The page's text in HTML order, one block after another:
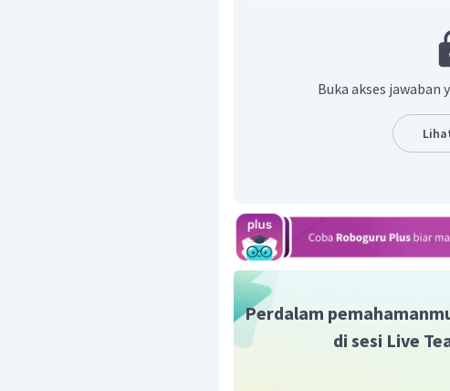
-sisi-sisi yang bersesuaian sama
Dengan demikian
Buka akses
Perdalam
di sesi Live